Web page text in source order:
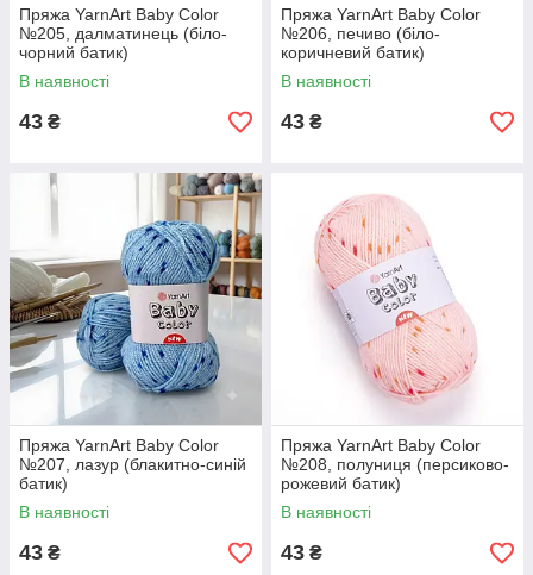
Пряжа YarnArt Baby Color
№205, далматинець (біло-
чорний батик)
В наявності
43 ₴
Пряжа YarnArt Baby Color
№206, печиво (біло-
коричневий батик)
В наявності
43 ₴
Пряжа YarnArt Baby Color
№207, лазур (блакитно-синій
батик)
В наявності
43 ₴
Пряжа YarnArt Baby Color
№208, полуниця (персиково-
рожевий батик)
В наявності
43 ₴